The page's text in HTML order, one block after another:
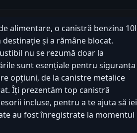
alimentare, o canistră benzina 10l
și a rămâne blocat.
nu se rezumă doar la
sunt esențiale pentru siguranța
opțiuni, de la canistre metalice
Îți prezentăm top canistră
incluse, pentru a te ajuta să iei
au fost înregistrate la momentul